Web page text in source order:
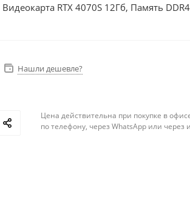
Видеокарта RTX 4070S 12Гб, Память
Нашли дешевле?
Цена действительна при покупке в
по телефону, через WhatsApp или через